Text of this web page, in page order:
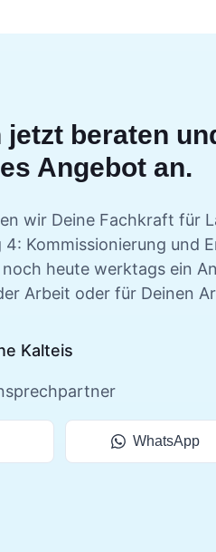
jetzt beraten
Angebot an.
wir Deine Fachkraft für
4: Kommissionierung und
heute werktags ein
Arbeit oder für Deinen
Kalteis
WhatsApp